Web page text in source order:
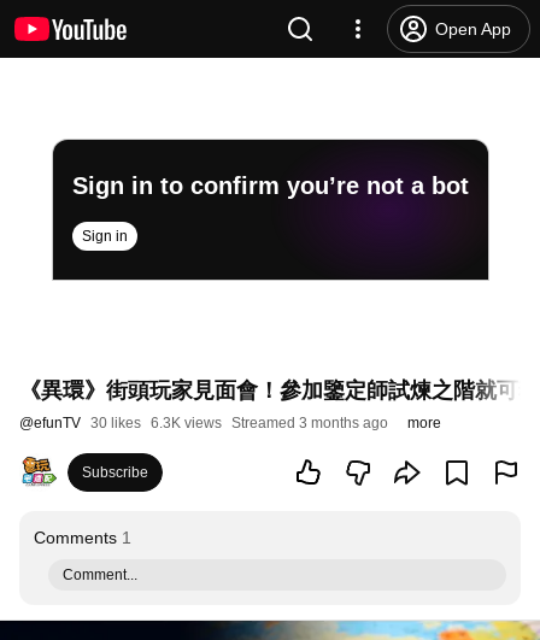
Open App
Sign in to confirm you’re not a bot
Sign in
《異環》街頭玩家見面會！參加鑒定師試煉之階就
@efunTV 30 likes 6.3K views Streamed 3 months ago more
Subscribe
Comments 1
Comment...